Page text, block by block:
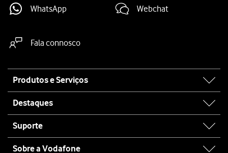
WhatsApp Webchat
Fala connosco
map
Produtos e Serviços
Destaques
Suporte
Sobre a Vodafone